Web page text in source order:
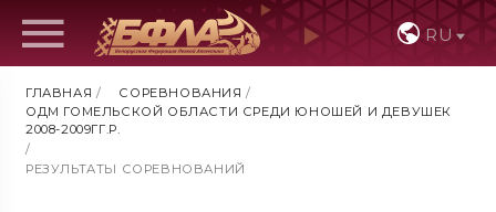
RU
ГЛАВНАЯ / СОРЕВНОВАНИЯ /
ОДМ ГОМЕЛЬСКОЙ ОБЛАСТИ СРЕДИ ЮНОШЕЙ И ДЕВУШЕК
2008-2009ГГ.Р.
/
РЕЗУЛЬТАТЫ СОРЕВНОВАНИЙ